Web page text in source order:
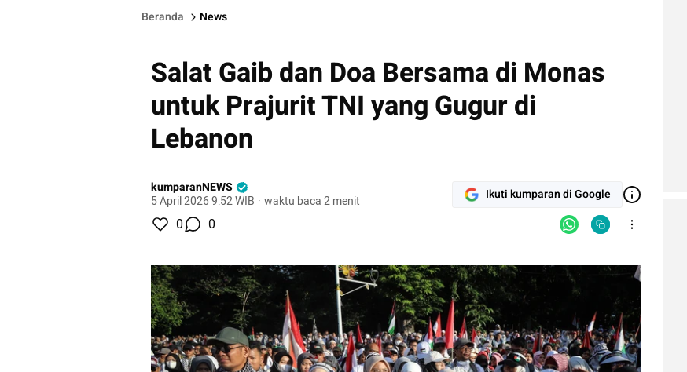
Beranda News
Salat Gaib dan Doa Bersama di Monas
untuk Prajurit TNI yang Gugur di
Lebanon
kumparanNEWS
5 April 2026 9:52 WIB · waktu baca 2 menit Ikuti kumparan di Google
0 0